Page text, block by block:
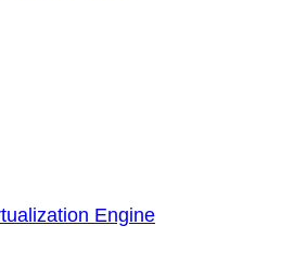
Engine